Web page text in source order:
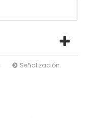
Señalización